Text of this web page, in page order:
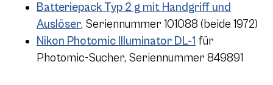
Batteriepack Typ 2 g mit Handgriff und
Auslöser, Seriennummer 101088 (beide 1972)
Nikon Photomic Illuminator DL-1 für
Photomic-Sucher, Seriennummer 849891